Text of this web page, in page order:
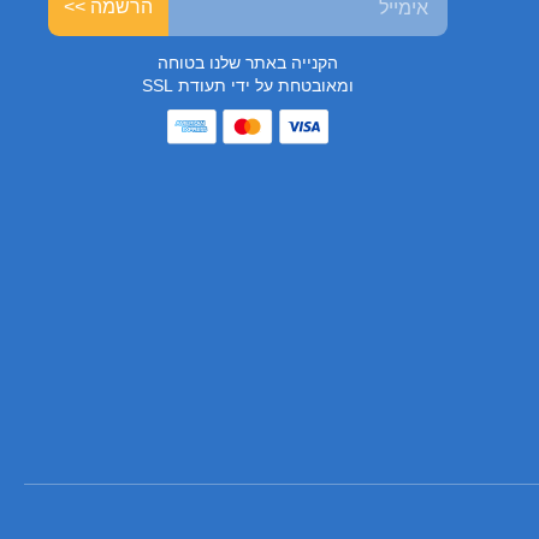
הרשמה >>
הקנייה באתר שלנו בטוחה
ומאובטחת על ידי תעודת SSL